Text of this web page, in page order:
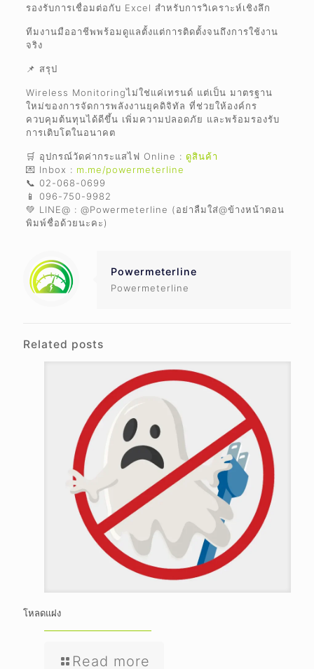
รองรับการเชื่อมต่อกับ Excel สำหรับการวิเคราะห์เชิงลึก
ทีมงานมืออาชีพพร้อมดูแลตั้งแต่การติดตั้งจนถึงการใช้งาน
จริง
📌 สรุป
Wireless Monitoringไม่ใช่แค่เทรนด์ แต่เป็น มาตรฐาน
ใหม่ของการจัดการพลังงานยุคดิจิทัล ที่ช่วยให้องค์กร
ควบคุมต้นทุนได้ดีขึ้น เพิ่มความปลอดภัย และพร้อมรองรับ
การเติบโตในอนาคต
🛒 อุปกรณ์วัดค่ากระแสไฟ Online : ดูสินค้า
💌 Inbox : m.me/powermeterline
📞 02-068-0699
📱 096-750-9982
💚 LINE@ : @Powermeterline (อย่าลืมใส่@ข้างหน้าตอน
พิมพ์ชื่อด้วยนะคะ)
Powermeterline
Powermeterline
Related posts
โหลดแฝง
Read more